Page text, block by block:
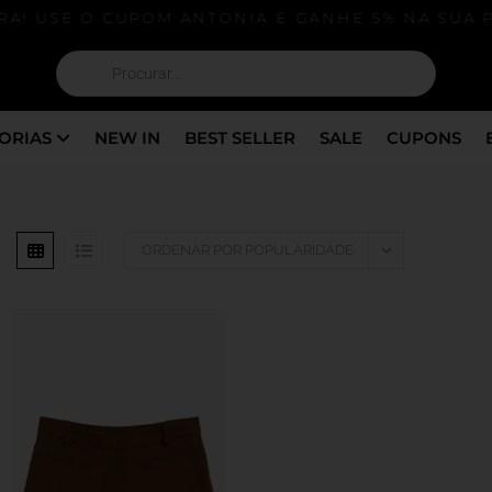
O CUPOM ANTONIA E GANHE 5% NA
NEW IN BEST SELLER SALE CUPONS